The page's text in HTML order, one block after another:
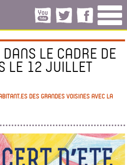
DANS LE CADRE DE
LE 12 JUILLET
DES GRANDES VOISINES AVEC LA